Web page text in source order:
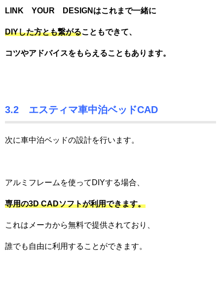
LINK YOUR DESIGNはこれまで一緒に
DIYした方とも繋がることもできて、
コツやアドバイスをもらえることもあります。
3.2 エスティマ車中泊ベッドCAD
次に車中泊ベッドの設計を行います。
アルミフレームを使ってDIYする場合、
専用の3D CADソフトが利用できます。
これはメーカから無料で提供されており、
誰でも自由に利用することができます。